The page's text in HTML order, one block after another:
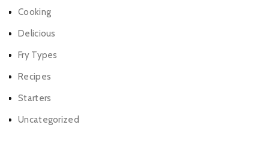
Cooking
Delicious
Fry Types
Recipes
Starters
Uncategorized